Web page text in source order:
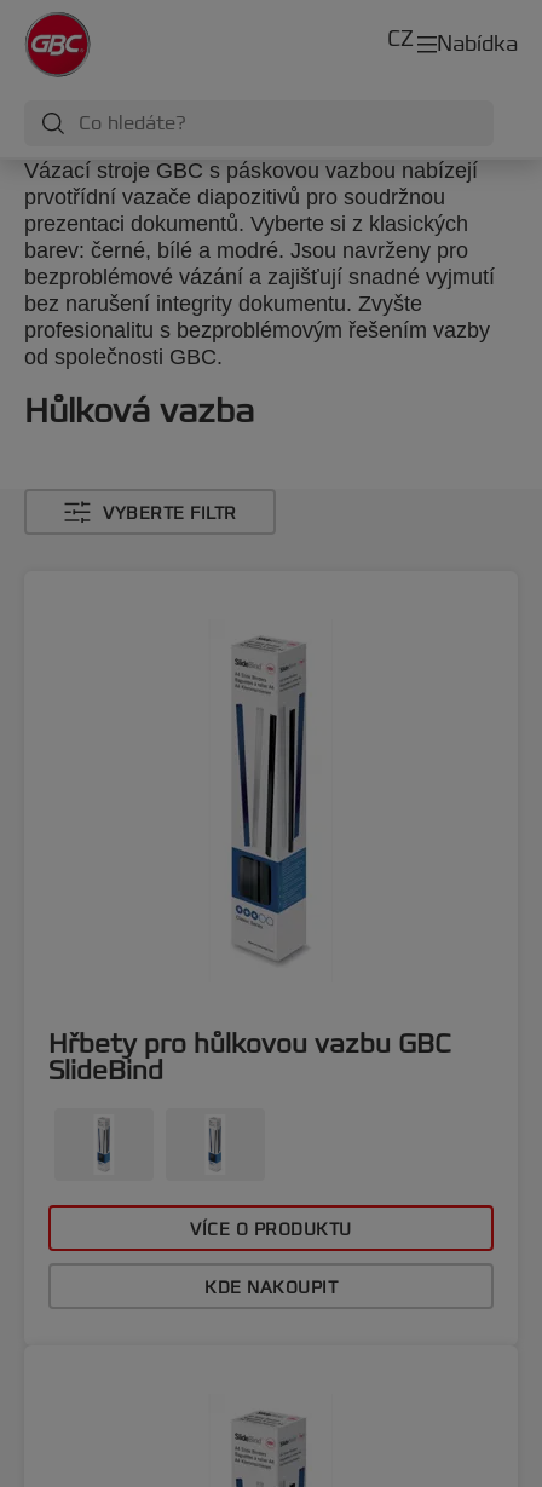
Nabídka
CZ
Vázací stroje GBC s páskovou vazbou nabízejí
prvotřídní vazače diapozitivů pro soudržnou
prezentaci dokumentů. Vyberte si z klasických
barev: černé, bílé a modré. Jsou navrženy pro
bezproblémové vázání a zajišťují snadné vyjmutí
bez narušení integrity dokumentu. Zvyšte
profesionalitu s bezproblémovým řešením vazby
od společnosti GBC.
Hůlková vazba
VYBERTE FILTR
Hřbety pro hůlkovou vazbu GBC
SlideBind
VÍCE O PRODUKTU
KDE NAKOUPIT